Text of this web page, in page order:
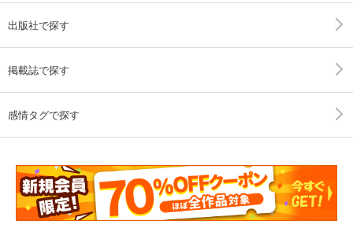
出版社で探す
掲載誌で探す
感情タグで探す